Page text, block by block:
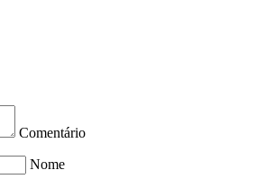
Comentário
Nome